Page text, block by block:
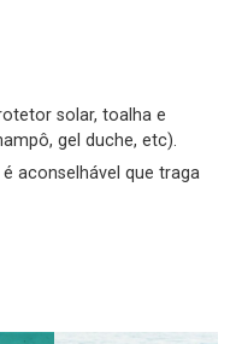
solar, toalha e
gel duche, etc).
aconselhável que traga